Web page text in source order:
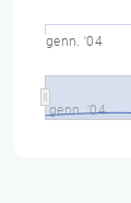
genn. '04
genn. '04